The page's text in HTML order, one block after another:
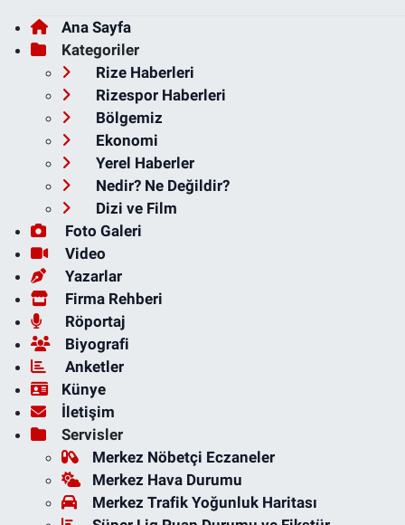
Ana Sayfa
Kategoriler
Rize Haberleri
Rizespor Haberleri
Bölgemiz
Ekonomi
Yerel Haberler
Nedir? Ne Değildir?
Dizi ve Film
Foto Galeri
Video
Yazarlar
Firma Rehberi
Röportaj
Biyografi
Anketler
Künye
İletişim
Servisler
Merkez Nöbetçi Eczaneler
Merkez Hava Durumu
Merkez Trafik Yoğunluk Haritası